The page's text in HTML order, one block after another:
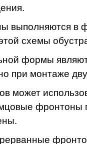
выполняются в
схемы
формы
при монтаже
может